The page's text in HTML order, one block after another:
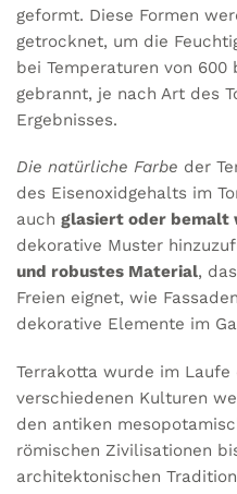
geformt. Diese Formen
getrocknet, um die
bei Temperaturen von 600
gebrannt, je nach Art des
Ergebnisses.
Die natürliche Farbe der
des Eisenoxidgehalts im
auch glasiert oder bemalt
dekorative Muster
und robustes Material,
Freien eignet, wie
dekorative Elemente im
Terrakotta wurde im Laufe
verschiedenen Kulturen
den antiken
römischen Zivilisationen
architektonischen